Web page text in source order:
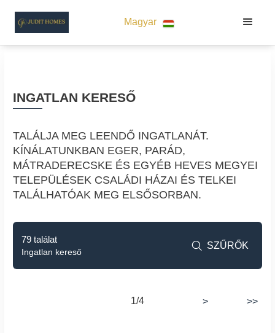
Magyar
INGATLAN KERESŐ
TALÁLJA MEG LEENDŐ INGATLANÁT.
KÍNÁLATUNKBAN EGER, PARÁD,
MÁTRADERECSKE ÉS EGYÉB HEVES MEGYEI
TELEPÜLÉSEK CSALÁDI HÁZAI ÉS TELKEI
TALÁLHATÓAK MEG ELSŐSORBAN.
1/4 > >>
79 találat
Ingatlan kereső
 SZŰRŐK